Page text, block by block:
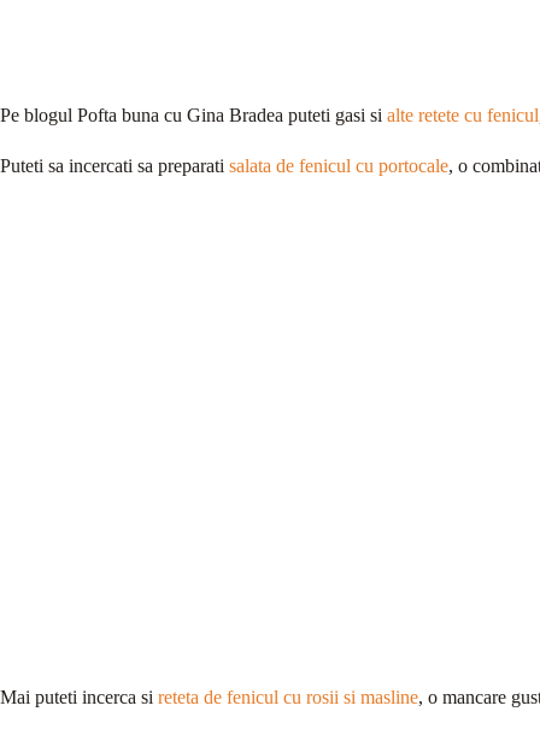
Pe blogul Pofta buna cu Gina Bradea puteti gasi si alte retete cu fenicul
Puteti sa incercati sa preparati salata de fenicul cu portocale, o
Mai puteti incerca si reteta de fenicul cu rosii si masline, o mancare